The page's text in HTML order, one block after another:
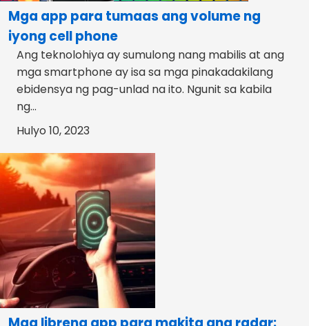
Mga app para tumaas ang volume ng
iyong cell phone
Ang teknolohiya ay sumulong nang mabilis at ang
mga smartphone ay isa sa mga pinakadakilang
ebidensya ng pag-unlad na ito. Ngunit sa kabila
ng...
Hulyo 10, 2023